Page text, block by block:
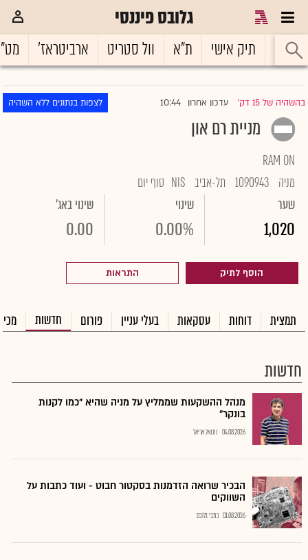
גלובס פיננסי
ראשי תיק אישי ת"א וול סטריט ארביטראז'
בהשהיה של 15 דק' |עדכון אחרון 10:44 לצפות בנתונים ללא השהיה
מניית רם און
RAM ON
מניה 1090943 תל-אביב NIS סוף יום
שער
1,020
שינוי
0.00%
שינוי באג'
0.00
הוסף לתיק התראות
תמצית דוחות עסקאות בעלי עניין פורום חדשות
חדשות
מנהל ההשקעות שממליץ על מניה שהיא "כמו לקנות
בונקר"
04.08.2026 נתנאל אריאל
הבכיר שרואה הזדמנות בסקטור חבוט - ועוד כתבות על
השווקים
01.08.2026 כתבי גלובס